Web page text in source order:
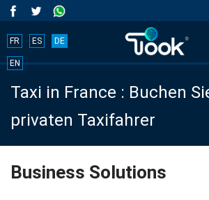
FR ES DE
EN
Taxi in France : Buchen
privaten Taxifahrer
Book
your
trip
now!
Business Solutions